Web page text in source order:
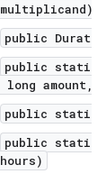
multiplicand)
public
public static
long amount,
public static
public static
hours)